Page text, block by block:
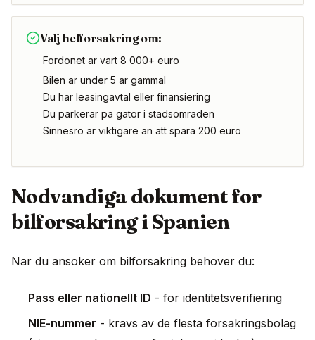
Valj helforsakring om:
Fordonet ar vart 8 000+ euro
Bilen ar under 5 ar gammal
Du har leasingavtal eller finansiering
Du parkerar pa gator i stadsomraden
Sinnesro ar viktigare an att spara 200 euro
Nodvandiga dokument for
bilforsakring i Spanien
Nar du ansoker om bilforsakring behover du:
Pass eller nationellt ID - for identitetsverifiering
NIE-nummer - kravs av de flesta forsakringsbolag